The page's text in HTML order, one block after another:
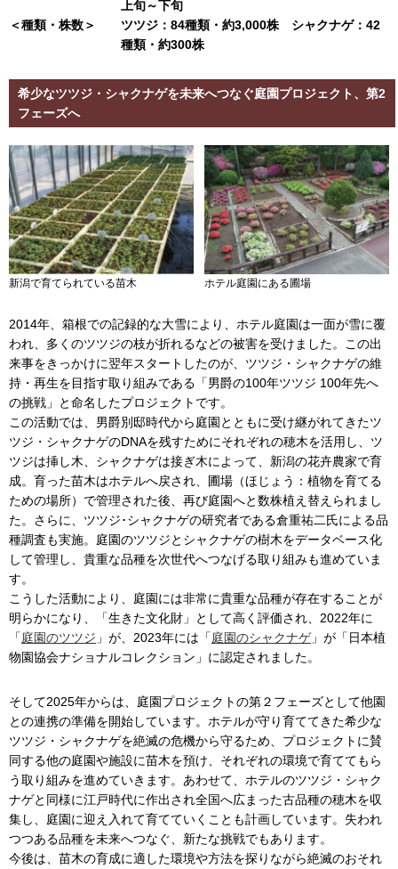
上旬～下旬
＜種類・株数＞
ツツジ：84種類・約3,000株 シャクナゲ：42
種類・約300株
希少なツツジ・シャクナゲを未来へつなぐ庭園プロジェクト、第2
フェーズへ
新潟で育てられている苗木 ホテル庭園にある圃場
2014年、箱根での記録的な大雪により、ホテル庭園は一面が雪に覆
われ、多くのツツジの枝が折れるなどの被害を受けました。この出
来事をきっかけに翌年スタートしたのが、ツツジ・シャクナゲの維
持・再生を目指す取り組みである「男爵の100年ツツジ 100年先へ
の挑戦」と命名したプロジェクトです。
この活動では、男爵別邸時代から庭園とともに受け継がれてきたツ
ツジ・シャクナゲのDNAを残すためにそれぞれの穂木を活用し、ツ
ツジは挿し木、シャクナゲは接ぎ木によって、新潟の花卉農家で育
成。育った苗木はホテルへ戻され、圃場（ほじょう：植物を育てる
ための場所）で管理された後、再び庭園へと数株植え替えられまし
た。さらに、ツツジ･シャクナゲの研究者である倉重祐二氏による品
種調査も実施。庭園のツツジとシャクナゲの樹木をデータベース化
して管理し、貴重な品種を次世代へつなげる取り組みも進めていま
す。
こうした活動により、庭園には非常に貴重な品種が存在することが
明らかになり、「生きた文化財」として高く評価され、2022年に
「庭園のツツジ 」が、2023年には「庭園のシャクナゲ」が「日本植
物園協会ナショナルコレクション」に認定されました。
そして2025年からは、庭園プロジェクトの第２フェーズとして他園
との連携の準備を開始しています。ホテルが守り育ててきた希少な
ツツジ・シャクナゲを絶滅の危機から守るため、プロジェクトに賛
同する他の庭園や施設に苗木を預け、それぞれの環境で育ててもら
う取り組みを進めていきます。あわせて、ホテルのツツジ・シャク
ナゲと同様に江戸時代に作出され全国へ広まった古品種の穂木を収
集し、庭園に迎え入れて育てていくことも計画しています。失われ
つつある品種を未来へつなぐ、新たな挑戦でもあります。
今後は、苗木の育成に適した環境や方法を探りながら絶滅のおそれ